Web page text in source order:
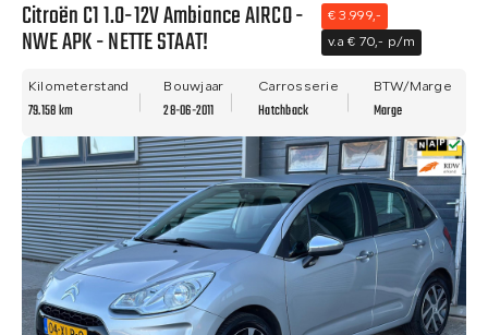
Citroën C1 1.0-12V Ambiance AIRCO -
NWE APK - NETTE STAAT!
€ 3.999,-
v.a € 70,- p/m
Kilometerstand
79.158 km
Bouwjaar
28-06-2011
Carrosserie
Hatchback
BTW/Marge
Marge